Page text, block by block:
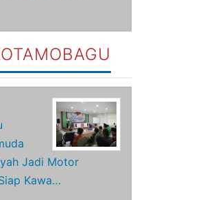
Jadi Motor
Kawa…